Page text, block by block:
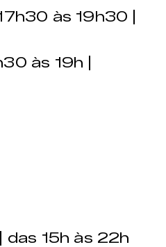
às 19h30 |
às 19h |
das 15h às 22h